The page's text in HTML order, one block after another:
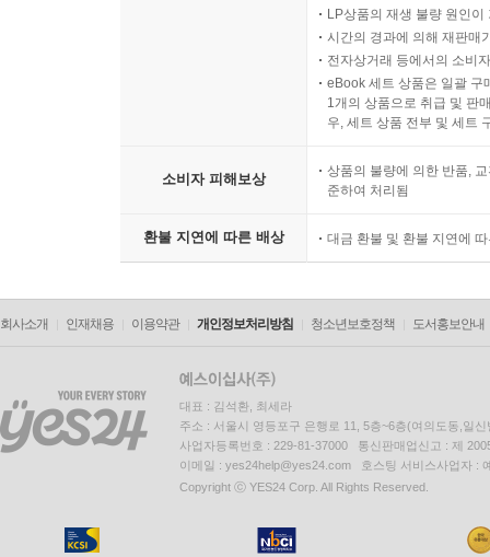
LP상품의 재생 불량 원인
시간의 경과에 의해 재판매
전자상거래 등에서의 소비
eBook 세트 상품은 일괄 구
1개의 상품으로 취급 및 판
우, 세트 상품 전부 및 세트
소비자 피해보상
상품의 불량에 의한 반품,
준하여 처리됨
환불 지연에 따른 배상 대금 환불 및 환불 지연에
회사소개 인재채용 이용약관 개인정보처리방침 청소년보호정책 도서홍보안내
대표 : 김석환, 최세라
주소 : 서울시 영등포구 은행로 11, 5층~6층(여의도동,일신
사업자등록번호 : 229-81-37000 통신판매업신고 : 제
이메일 : yes24help@yes24.com 호스팅 서비스사업자 :
Copyright ⓒ YES24 Corp. All Rights Reserved.